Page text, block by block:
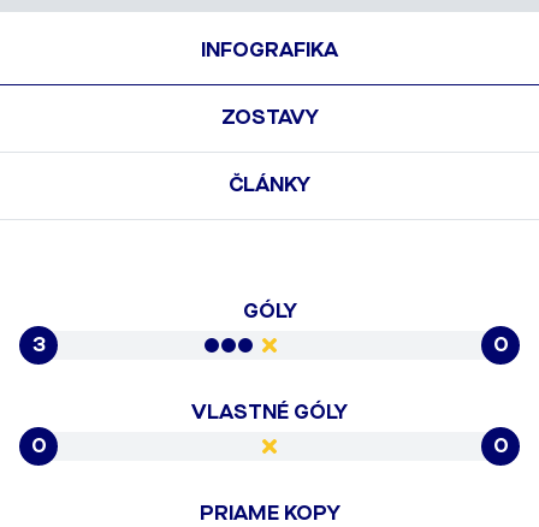
INFOGRAFIKA
ZOSTAVY
ČLÁNKY
GÓLY
3
0
VLASTNÉ GÓLY
0
0
PRIAME KOPY